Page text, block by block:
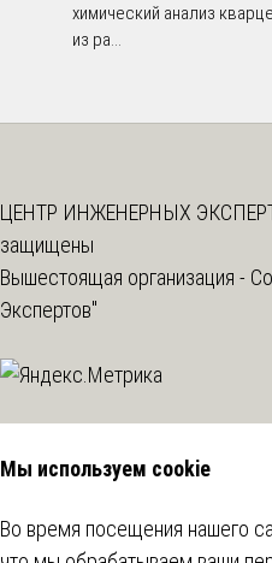
химический анализ
из ра...
ЦЕНТР ИНЖЕНЕРНЫХ
защищены
Вышестоящая организация -
Экспертов"
Мы используем cookie
Во время посещения нашего